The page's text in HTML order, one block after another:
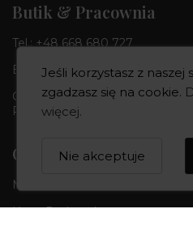
Butik & Pracownia
Tel.:+48 668 680 727
Bydgoszcz 85-010, ul.
Godziny otwarcia:
Pon-Pt 10:00-18:00 | Sob 10:00
CREOWNIA
Marka CREOWNIA
Karta Podarunkowa
Jeśli korzystasz z naszej
zgadzasz się na cookie.
więcej.
Nie akceptuje